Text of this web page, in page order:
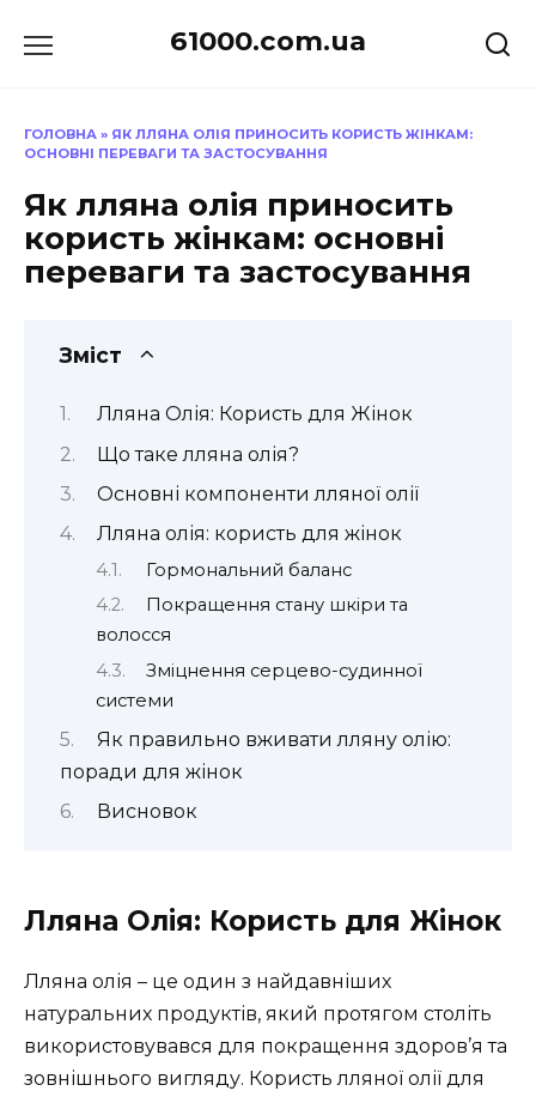
до
61000.com.ua
ГОЛОВНА » ЯК ЛЛЯНА ОЛІЯ ПРИНОСИТЬ КОРИСТЬ ЖІНКАМ:
ОСНОВНІ ПЕРЕВАГИ ТА ЗАСТОСУВАННЯ
Як лляна олія приносить
користь жінкам: основні
переваги та застосування
Зміст
Лляна Олія: Користь для Жінок
Що таке лляна олія?
Основні компоненти лляної олії
Лляна олія: користь для жінок
Гормональний баланс
Покращення стану шкіри та
волосся
Зміцнення серцево-судинної
системи
Як правильно вживати лляну олію:
поради для жінок
Висновок
Лляна Олія: Користь для Жінок
Лляна олія – це один з найдавніших
натуральних продуктів, який протягом століть
використовувався для покращення здоров’я та
зовнішнього вигляду. Користь лляної олії для